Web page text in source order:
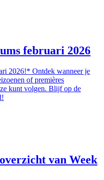
februari 2026
2026!* Ontdek wanneer je
of premières
kunt volgen. Blijf op de
van Week